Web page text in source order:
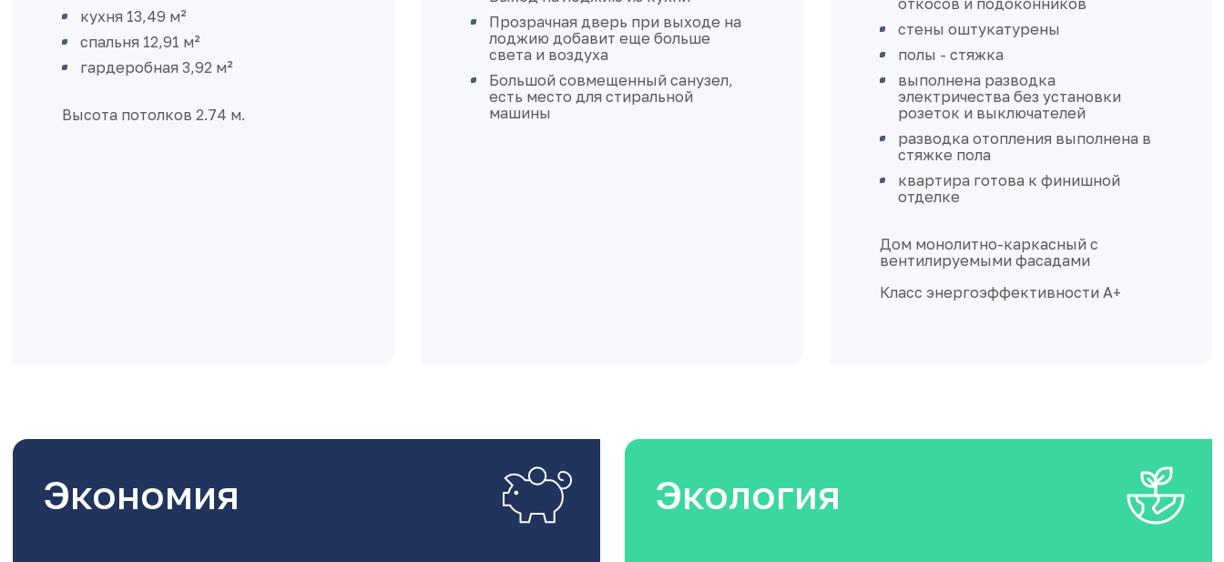
кухня 13,49 м²
спальня 12,91 м²
гардеробная 3,92 м²
Высота потолков 2.74 м.
Прозрачная дверь при выходе на
лоджию добавит еще больше
света и воздуха
Большой совмещенный санузел,
есть место для стиральной
машины
откосов и подоконников
стены оштукатурены
полы - стяжка
выполнена разводка
электричества без установки
розеток и выключателей
разводка отопления выполнена в
стяжке пола
квартира готова к финишной
отделке
Дом монолитно-каркасный с
вентилируемыми фасадами
Класс энергоэффективности А+
Экономия Экология